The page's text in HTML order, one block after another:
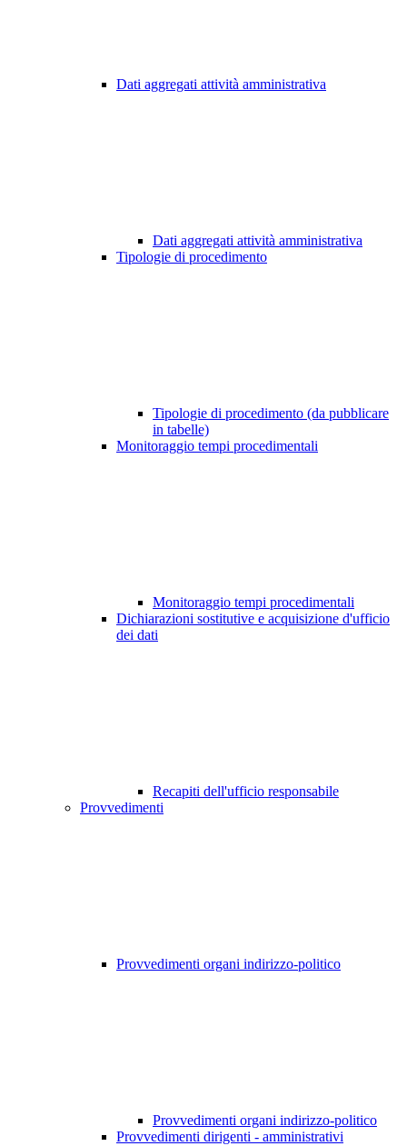
Dati aggregati attività amministrativa
Dati aggregati attività amministrativa
Tipologie di procedimento
Tipologie di procedimento (da pubblicare
in tabelle)
Monitoraggio tempi procedimentali
Monitoraggio tempi procedimentali
Dichiarazioni sostitutive e acquisizione d'ufficio
dei dati
Recapiti dell'ufficio responsabile
Provvedimenti
Provvedimenti organi indirizzo-politico
Provvedimenti organi indirizzo-politico
Provvedimenti dirigenti - amministrativi